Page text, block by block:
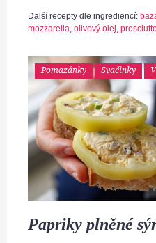
Další recepty dle ingrediencí:
mozzarella olivový olej
Pomazánky Svačinky
Papriky plněné